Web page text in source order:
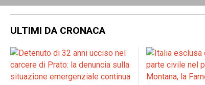
ULTIMI DA CRONACA